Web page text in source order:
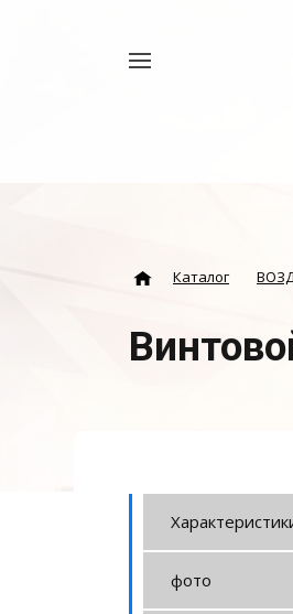
Каталог
фото